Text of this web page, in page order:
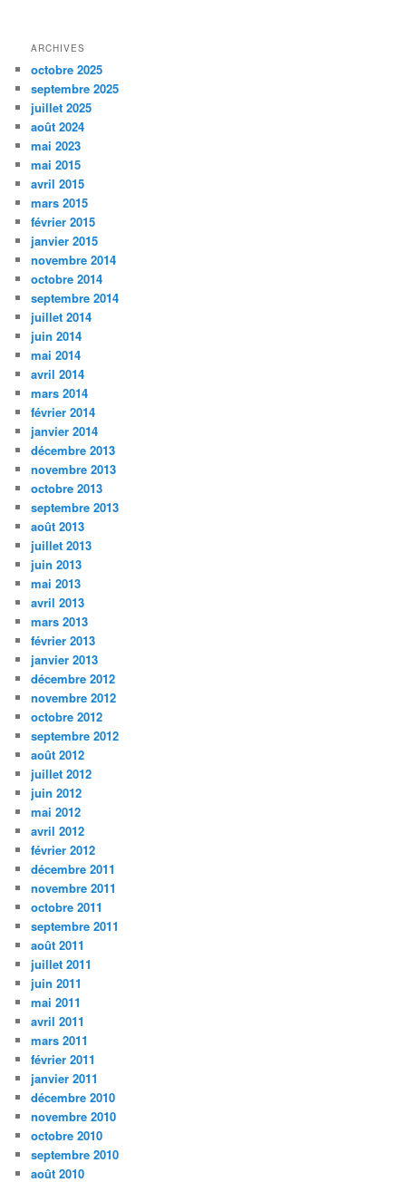
ARCHIVES
octobre 2025
septembre 2025
juillet 2025
août 2024
mai 2023
mai 2015
avril 2015
mars 2015
février 2015
janvier 2015
novembre 2014
octobre 2014
septembre 2014
juillet 2014
juin 2014
mai 2014
avril 2014
mars 2014
février 2014
janvier 2014
décembre 2013
novembre 2013
octobre 2013
septembre 2013
août 2013
juillet 2013
juin 2013
mai 2013
avril 2013
mars 2013
février 2013
janvier 2013
décembre 2012
novembre 2012
octobre 2012
septembre 2012
août 2012
juillet 2012
juin 2012
mai 2012
avril 2012
février 2012
décembre 2011
novembre 2011
octobre 2011
septembre 2011
août 2011
juillet 2011
juin 2011
mai 2011
avril 2011
mars 2011
février 2011
janvier 2011
décembre 2010
novembre 2010
octobre 2010
septembre 2010
août 2010